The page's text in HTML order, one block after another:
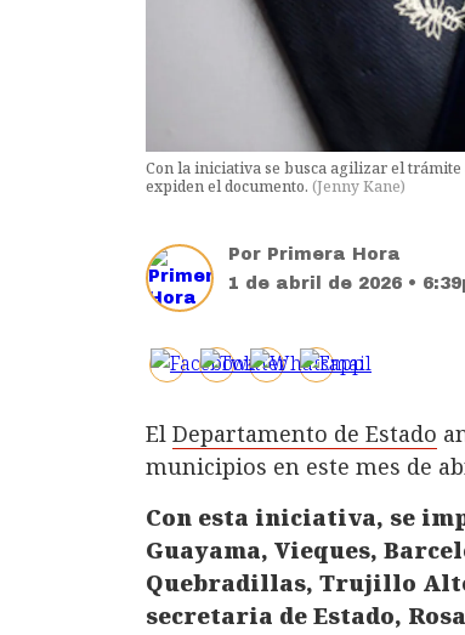
Con la iniciativa se busca agilizar el trámite
expiden el documento. (Jenny Kane)
Por Primera Hora
1 de abril de 2026 •
El Departamento de Estado
municipios en este mes de
Con esta iniciativa, se
Guayama, Vieques,
Quebradillas, Trujillo
secretaria de Estado,